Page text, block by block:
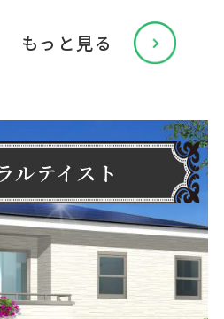
もっと見る
ルテイスト